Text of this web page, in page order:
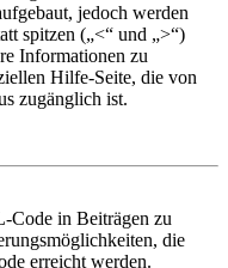
jedoch werden
spitzen („<“ und „>“)
Informationen zu
Hilfe-Seite, die von
zugänglich ist.
Code in Beiträgen zu
die
erreicht werden.